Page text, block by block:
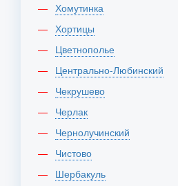
Хомутинка
Хортицы
Цветнополье
Центрально-Любинский
Чекрушево
Черлак
Чернолучинский
Чистово
Шербакуль